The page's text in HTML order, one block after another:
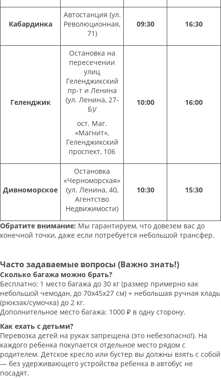
Кабардинка
Автостанция (ул.
Революционная,
71)
09:30 16:30
Геленджик
Остановка на
пересечении
улиц
Геленджикский
пр-т и Ленина
(ул. Ленина, 27-
Б)/
ост. Маг.
«Магнит»,
Геленджикский
проспект, 106
10:00 16:00
Дивноморское
Остановка
«Черноморская»
(ул. Ленина, 40,
Агентство
Недвижимости)
10:30 15:30
Обратите внимание: Мы гарантируем, что довезем вас до
конечной точки, даже если потребуется небольшой трансфер.
Часто задаваемые вопросы (Важно знать!)
Сколько багажа можно брать?
Бесплатно: 1 место багажа до 30 кг (размер примерно как
небольшой чемодан, до 70х45х27 см) + небольшая ручная кладь
(рюкзак/сумочка) до 2 кг.
Дополнительное место багажа: 1000 ₽ в одну сторону.
Как ехать с детьми?
Перевозка детей на руках запрещена (это небезопасно!). На
каждого ребенка покупается отдельное место рядом с
родителем. Детское кресло или бустер вы должны взять с собой
— без удерживающего устройства ребенка в автобус не
посадят.